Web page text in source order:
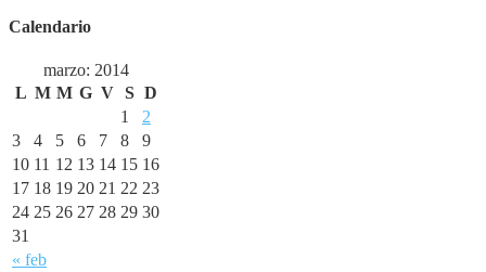
Calendario
marzo: 2014
L M M G V S D
« feb
1
2
3
4 5 6 7 8
9
10 11 12 13 14 15 16
17 18 19 20 21 22 23
24 25 26 27 28 29 30
31